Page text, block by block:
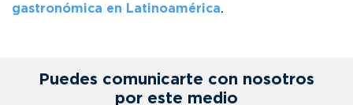
gastronómica en Latinoamérica.
Puedes comunicarte con nosotros
por este medio